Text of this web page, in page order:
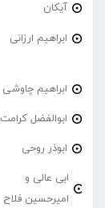
آیکان
ابراهیم ارزانی
ابراهیم چاوشی
ابوالفضل کرامت
ابوذر روحی
ابی عالی و
امیرحسین فلاح